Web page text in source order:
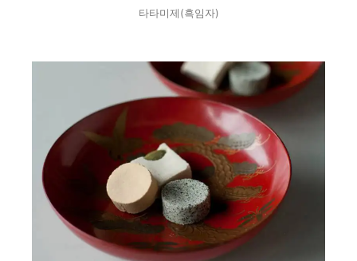
타타미제(흑임자)